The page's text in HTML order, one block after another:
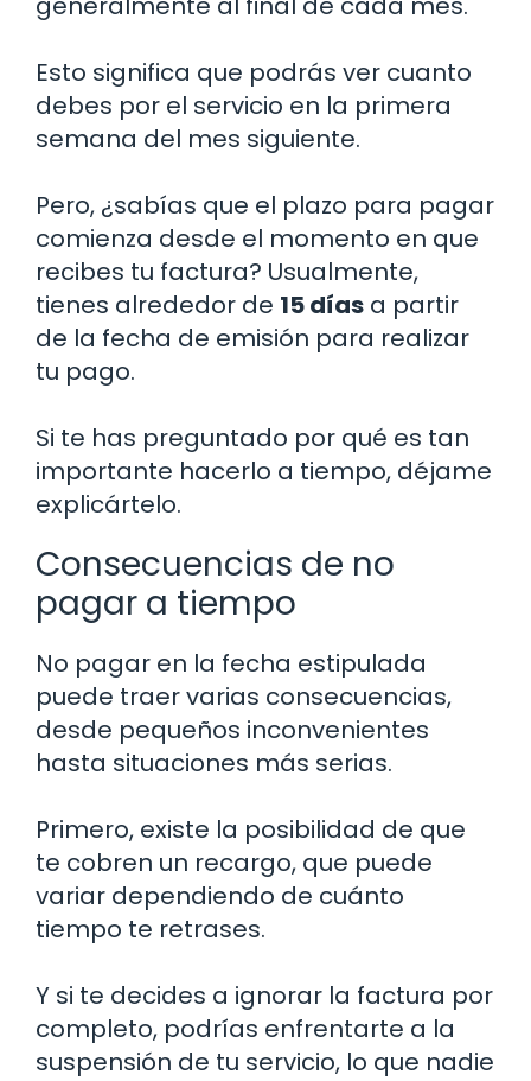
Esto significa que podrás ver cuanto
debes por el servicio en la primera
semana del mes siguiente.
Pero, ¿sabías que el plazo para pagar
comienza desde el momento en que
recibes tu factura? Usualmente,
tienes alrededor de 15 días a partir
de la fecha de emisión para realizar
tu pago.
Si te has preguntado por qué es tan
importante hacerlo a tiempo, déjame
explicártelo.
Consecuencias de no
pagar a tiempo
No pagar en la fecha estipulada
puede traer varias consecuencias,
desde pequeños inconvenientes
hasta situaciones más serias.
Primero, existe la posibilidad de que
te cobren un recargo, que puede
variar dependiendo de cuánto
tiempo te retrases.
Y si te decides a ignorar la factura por
completo, podrías enfrentarte a la
suspensión de tu servicio, lo que nadie